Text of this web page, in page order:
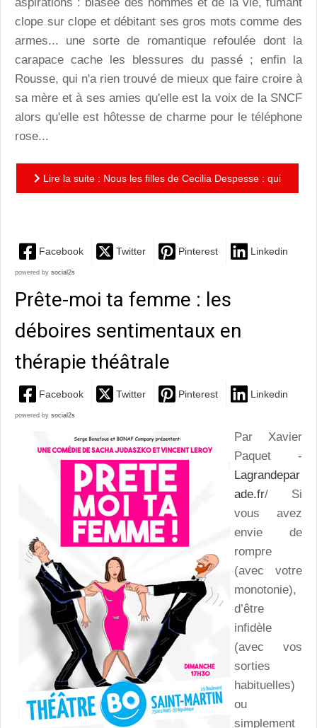
clope sur clope et débitant ses gros mots comme des
armes... une sorte de romantique refoulée dont la
carapace cache les blessures du passé ; enfin la
Rousse, qui n'a rien trouvé de mieux que faire croire à
sa mère et à ses amies qu'elle est la voix de la SNCF
alors qu'elle est hôtesse de charme pour le téléphone
rose...
Lire la suite : Nous les filles de Cecilia Despesse : qui
Facebook Twitter Pinterest Linkedin
powered by social2s
Prête-moi ta femme : les
déboires sentimentaux en
thérapie théâtrale
Facebook Twitter Pinterest Linkedin
powered by social2s
Par Xavier
Paquet -
Lagrandepar
ade.fr/ Si
vous avez
envie de
rompre
(avec votre
monotonie),
d’être
infidèle
(avec vos
sorties
habituelles)
ou
simplement